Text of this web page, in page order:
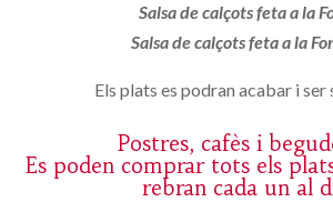
Salsa de calçots feta a la
Salsa de calçots feta a la
Els plats es podran acabar i
Postres, cafès i
Es poden comprar tots els
rebran cada un al